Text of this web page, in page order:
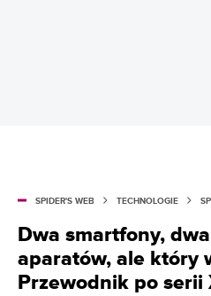
SPIDER'S WEB TECHNOLOGIE
Dwa smartfony,
aparatów, ale który
Przewodnik po serii